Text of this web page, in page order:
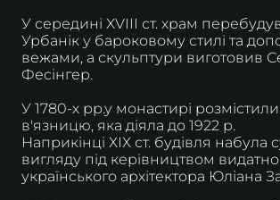
У середині XVIII ст. храм
Урбанік у бароковому стилі та
вежами, а скульптури виготовив
Фесінгер.
У 1780-х рр.у монастирі
в'язницю, яка діяла до 1922 р.
Наприкінці ХІХ ст. будівля набула
вигляду під керівництвом
українського архітектора Юліана